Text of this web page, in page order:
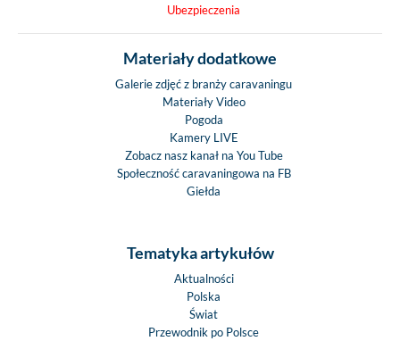
Ubezpieczenia
Materiały dodatkowe
Galerie zdjęć z branży caravaningu
Materiały Video
Pogoda
Kamery LIVE
Zobacz nasz kanał na You Tube
Społeczność caravaningowa na FB
Giełda
Tematyka artykułów
Aktualności
Polska
Świat
Przewodnik po Polsce